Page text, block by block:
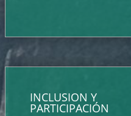
INCLUSION Y
PARTICIPACIÓN